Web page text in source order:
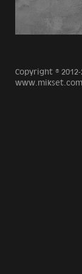
Copyright ©
www.mikset.com